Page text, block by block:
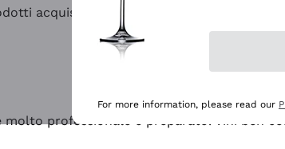
acquistati
molto professionale e preparato. Vini ben
For more information, please read our